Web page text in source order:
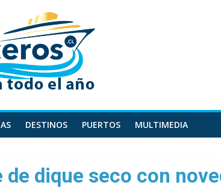
DESTINOS PUERTOS MULTIMEDIA
de dique seco con